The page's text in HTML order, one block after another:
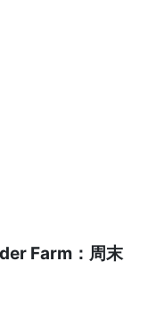
Farm：周末